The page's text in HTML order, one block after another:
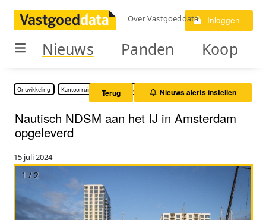
Over Vastgoeddata Inloggen
Nieuws Panden Koop
Ontwikkeling Kantoorruimte Parkeerplaatsen Woonruimte
Terug Nieuws alerts instellen
Nautisch NDSM aan het IJ in Amsterdam
opgeleverd
15 juli 2024
1 / 2